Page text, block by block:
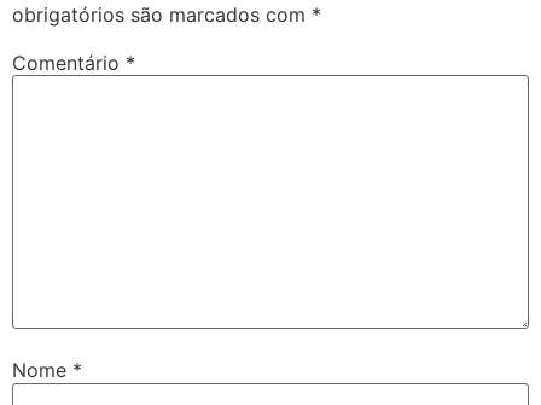
obrigatórios são marcados com *
Comentário *
Nome *